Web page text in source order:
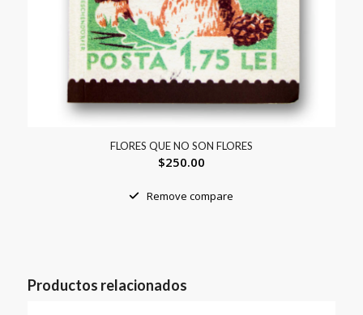
FLORES QUE NO SON FLORES
$250.00
Remove compare
Productos relacionados